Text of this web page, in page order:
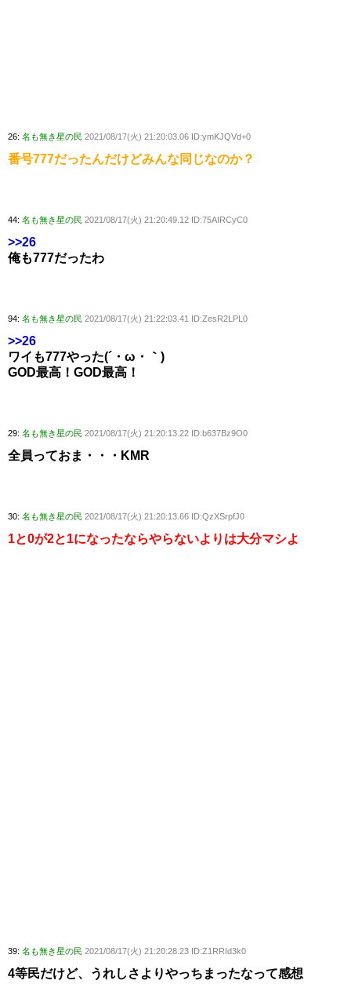
26: 名も無き星の民 2021/08/17(火) 21:20:03.06 ID:ymKJQVd+0
番号777だったんだけどみんな同じなのか？
44: 名も無き星の民 2021/08/17(火) 21:20:49.12 ID:75AIRCyC0
>>26
俺も777だったわ
94: 名も無き星の民 2021/08/17(火) 21:22:03.41 ID:ZesR2LPL0
>>26
ワイも777やった(´・ω・｀)
GOD最高！GOD最高！
29: 名も無き星の民 2021/08/17(火) 21:20:13.22 ID:b637Bz9O0
全員っておま・・・KMR
30: 名も無き星の民 2021/08/17(火) 21:20:13.66 ID:QzXSrpfJ0
1と0が2と1になったならやらないよりは大分マシよ
39: 名も無き星の民 2021/08/17(火) 21:20:28.23 ID:Z1RRId3k0
4等民だけど、うれしさよりやっちまったなって感想